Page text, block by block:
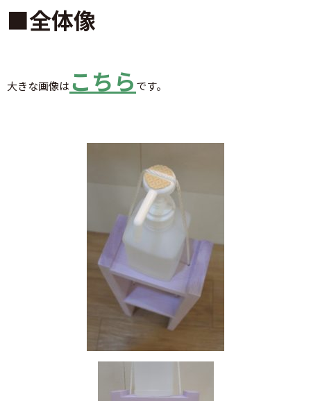
■全体像
大きな画像は こちら です。